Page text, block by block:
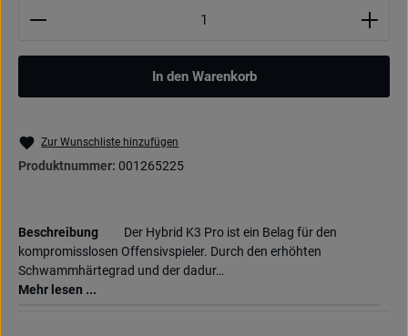
Produkt Anzahl: Gib den gewünschten Wert ein
In den Warenkorb
Zur Wunschliste hinzufügen
Produktnummer: 001265225
Beschreibung
Der Hybrid K3 Pro ist ein Belag für den
kompromisslosen Offensivspieler. Durch den erhöhten
Schwammhärtegrad und der dadur…
Mehr lesen ...